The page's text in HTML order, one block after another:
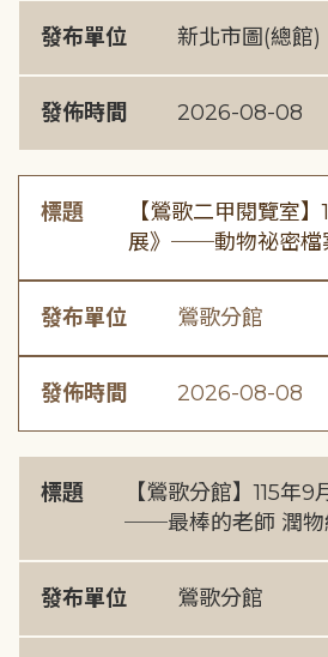
發布單位 新北市圖(總館)
發佈時間 2026-08-08
標題
【鶯歌二甲閱覽室
展》──動物祕密檔
發布單位 鶯歌分館
發佈時間 2026-08-08
標題
【鶯歌分館】115年9
──最棒的老師 潤物
發布單位 鶯歌分館